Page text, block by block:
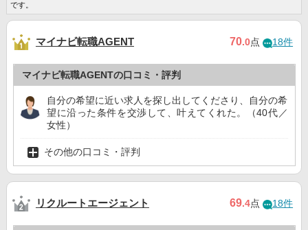
です。
マイナビ転職AGENT 70.0点 18件
マイナビ転職AGENTの口コミ・評判
自分の希望に近い求人を探し出してくださり、自分の希
望に沿った条件を交渉して、叶えてくれた。（40代／
女性）
その他の口コミ・評判
リクルートエージェント 69.4点 18件